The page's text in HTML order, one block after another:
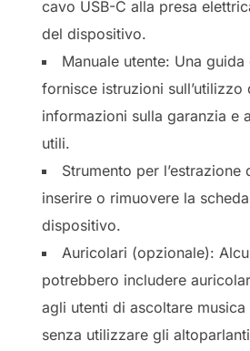
cavo USB-C alla presa
del dispositivo.
Manuale utente: Una
fornisce istruzioni
informazioni sulla garanzia e
utili.
Strumento per l’estrazione
inserire o rimuovere la
dispositivo.
Auricolari (opzionale):
potrebbero includere
agli utenti di ascoltare
senza utilizzare gli